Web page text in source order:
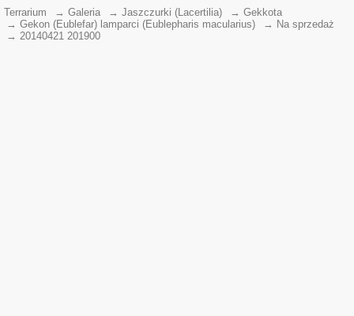
Terrarium → Galeria → Jaszczurki (Lacertilia) → Gekkota
→ Gekon (Eublefar) lamparci (Eublepharis macularius) → Na sprzedaż
→ 20140421 201900